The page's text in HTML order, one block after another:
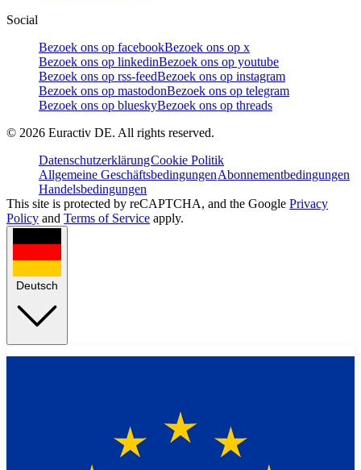
Social
Bezoek ons op facebookBezoek ons op x
Bezoek ons op linkedinBezoek ons op youtube
Bezoek ons op rss-feedBezoek ons op instagram
Bezoek ons op mastodonBezoek ons op telegram
Bezoek ons op blueskyBezoek ons op threads
© 2026 Euractiv DE. All rights reserved.
DatenschutzerklärungCookie Politik
Allgemeine GeschäftsbedingungenAbonnementbedingungen
Handelsbedingungen
This site is protected by reCAPTCHA, and the Google Privacy
Policy and Terms of Service apply.
Deutsch